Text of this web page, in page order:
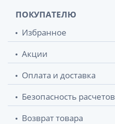
ПОКУПАТЕЛЮ
Избранное
Акции
Оплата и доставка
Безопасность расчетов
Возврат товара